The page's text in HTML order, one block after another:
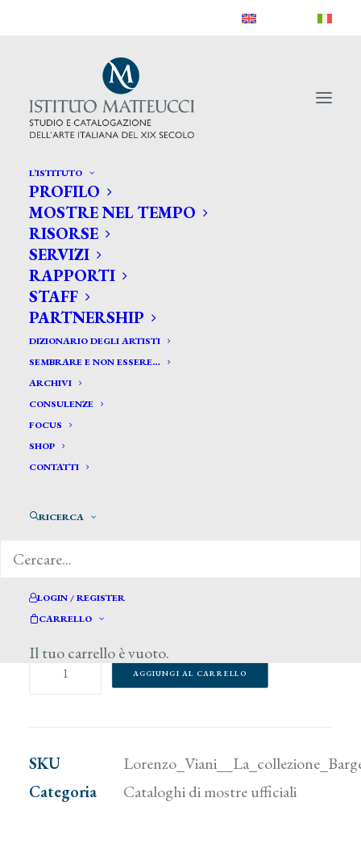
L’ISTITUTO
PROFILO
MOSTRE NEL TEMPO
RISORSE
SERVIZI
RAPPORTI
STAFF
PARTNERSHIP
DIZIONARIO DEGLI ARTISTI
SEMBRARE E NON ESSERE…
ARCHIVI
CONSULENZE
FOCUS
SHOP
CONTATTI
RICERCA
LOGIN / REGISTER
CARRELLO
Il tuo carrello è vuoto.
81 disponibili
Lorenzo
AGGIUNGI AL CARRELLO
SKU
Categoria
Cataloghi di mostre ufficiali